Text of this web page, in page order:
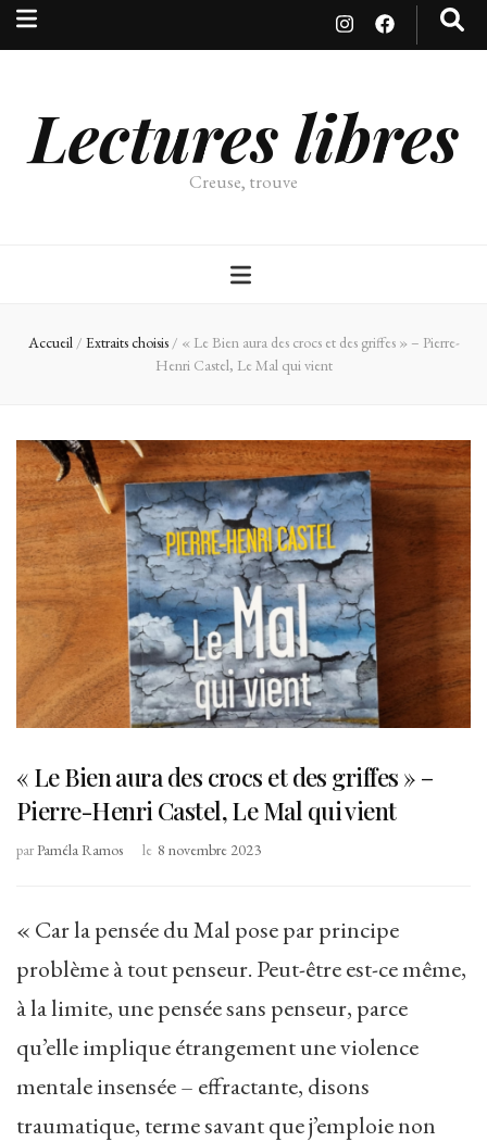
Lectures libres
Creuse, trouve
Accueil / Extraits choisis / « Le Bien aura des crocs et des griffes » – Pierre-
Henri Castel, Le Mal qui vient
« Le Bien aura des crocs et des griffes » –
Pierre-Henri Castel, Le Mal qui vient
parPaméla Ramos le 8 novembre 2023
« Car la pensée du Mal pose par principe
problème à tout penseur. Peut-être est-ce même,
à la limite, une pensée sans penseur, parce
qu’elle implique étrangement une violence
mentale insensée – effractante, disons
traumatique, terme savant que j’emploie non